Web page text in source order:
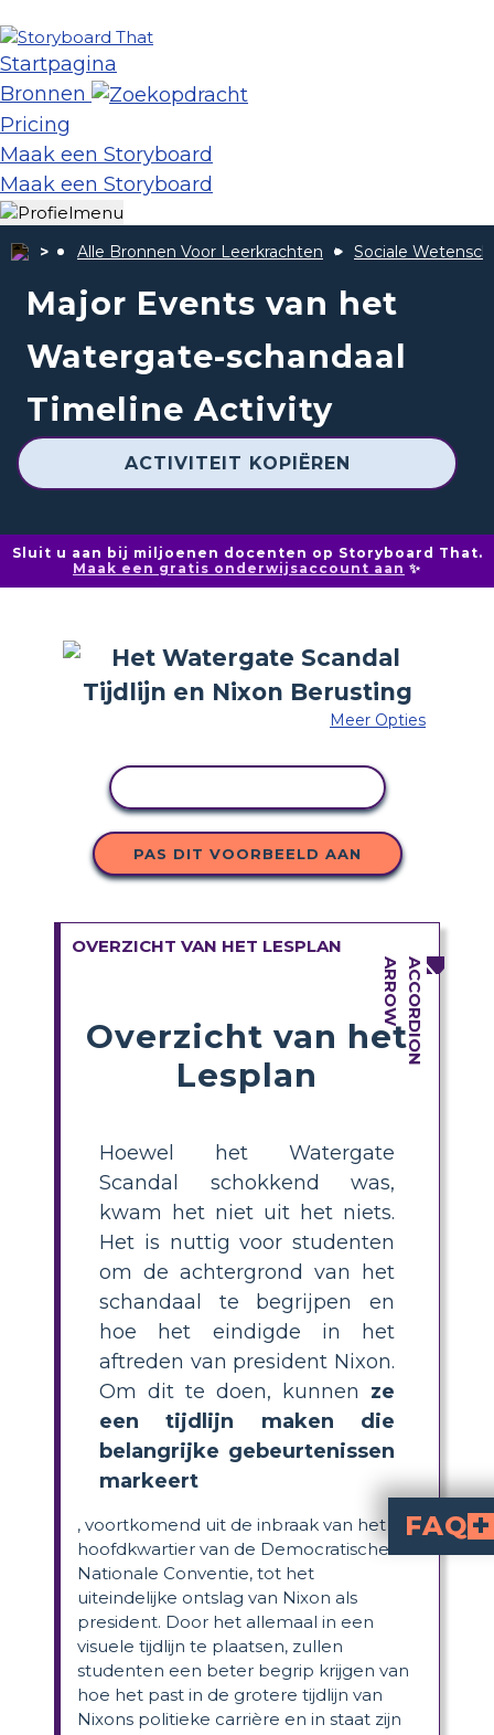
Startpagina
Bronnen
Pricing
Maak een Storyboard
Maak een Storyboard
Alle Bronnen Voor Leerkrachten Sociale
Major Events van het
Watergate-schandaal
Timeline Activity
ACTIVITEIT KOPIËREN
Sluit u aan bij miljoenen docenten op Storyboard That.
Maak een gratis onderwijsaccount aan ✨
Meer Opties
PAS DIT VOORBEELD AAN
OVERZICHT VAN HET LESPLAN
Overzicht van het
Lesplan
Hoewel het Watergate
Scandal schokkend was,
kwam het niet uit het niets.
Het is nuttig voor studenten
om de achtergrond van het
schandaal te begrijpen en
hoe het eindigde in het
aftreden van president Nixon.
Om dit te doen, kunnen ze
een tijdlijn maken die
belangrijke gebeurtenissen
markeert
, voortkomend uit de inbraak van het
hoofdkwartier van de Democratische
Nationale Conventie, tot het
uiteindelijke ontslag van Nixon als
president. Door het allemaal in een
visuele tijdlijn te plaatsen, zullen
studenten een beter begrip krijgen van
hoe het past in de grotere tijdlijn van
Nixons politieke carrière en in staat zijn
FAQ